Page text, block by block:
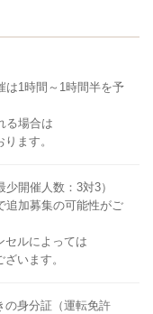
は1時間～1時間半を予
る場合は
ます。
開催人数：3対3）
追加募集の可能性がご
ルによっては
います。
の身分証（運転免許